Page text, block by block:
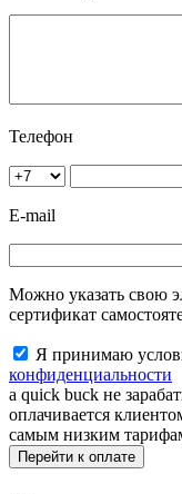
Телефон
E-mail
Можно указать свою
сертификат
Я принимаю
конфиденциальности
a quick buck не
оплачивается
самым низким
Перейти к оплате